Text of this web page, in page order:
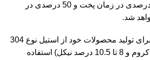
باعث صرفه‌جویی 70 درصدی در زمان پخت و 50 درصدی در
شد.
شرکت کرکماز ترکیه برای تولید محصولات خود از استیل نوع 304
(حاوی 18 تا 20 درصد کروم و 8 تا 10.5 درصد نیکل) استفاده